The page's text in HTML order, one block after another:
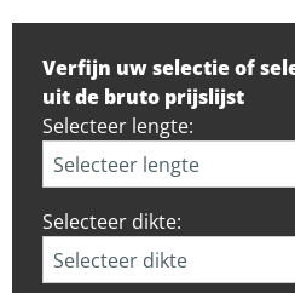
Verfijn uw selectie of
uit de bruto prijslijst
Selecteer lengte:
Selecteer dikte: